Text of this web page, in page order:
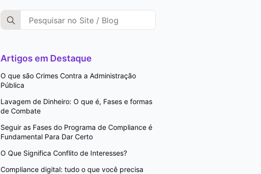
Search
for:
Artigos em Destaque
O que são Crimes Contra a Administração
Pública
Lavagem de Dinheiro: O que é, Fases e formas
de Combate
Seguir as Fases do Programa de Compliance é
Fundamental Para Dar Certo
O Que Significa Conflito de Interesses?
Compliance digital: tudo o que você precisa